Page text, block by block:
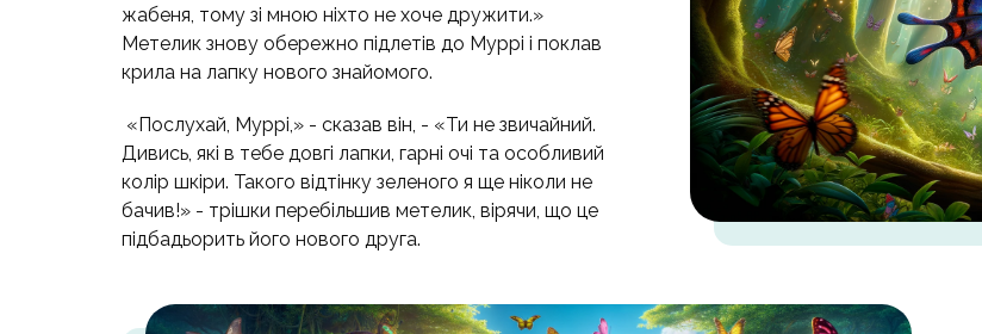
жабеня, тому зі мною ніхто не хоче дружити.»
Метелик знову обережно підлетів до Муррі і поклав
крила на лапку нового знайомого.
«Послухай, Муррі,» - сказав він, - «Ти не звичайний.
Дивись, які в тебе довгі лапки, гарні очі та особливий
колір шкіри. Такого відтінку зеленого я ще ніколи не
бачив!» - трішки перебільшив метелик, вірячи, що це
підбадьорить його нового друга.